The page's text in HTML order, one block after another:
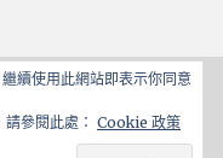
|Theme: ajaira by
續使用此網站即表示你同意
參閱此處： Cookie 政策